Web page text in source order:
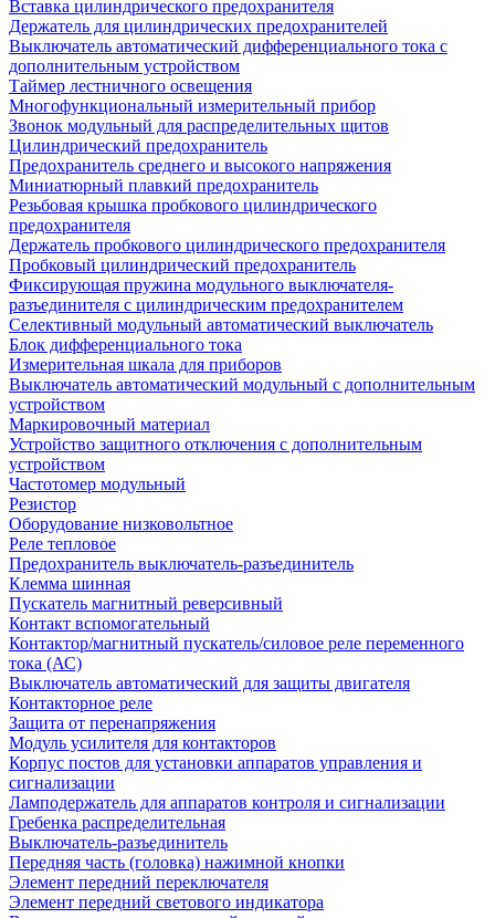
Вставка цилиндрического предохранителя
Держатель для цилиндрических предохранителей
Выключатель автоматический дифференциального тока с
дополнительным устройством
Таймер лестничного освещения
Многофункциональный измерительный прибор
Звонок модульный для распределительных щитов
Цилиндрический предохранитель
Предохранитель среднего и высокого напряжения
Миниатюрный плавкий предохранитель
Резьбовая крышка пробкового цилиндрического
предохранителя
Держатель пробкового цилиндрического предохранителя
Пробковый цилиндрический предохранитель
Фиксирующая пружина модульного выключателя-
разъединителя с цилиндрическим предохранителем
Селективный модульный автоматический выключатель
Блок дифференциального тока
Измерительная шкала для приборов
Выключатель автоматический модульный с дополнительным
устройством
Маркировочный материал
Устройство защитного отключения с дополнительным
устройством
Частотомер модульный
Резистор
Оборудование низковольтное
Реле тепловое
Предохранитель выключатель-разъединитель
Клемма шинная
Пускатель магнитный реверсивный
Контакт вспомогательный
Контактор/магнитный пускатель/силовое реле переменного
тока (АС)
Выключатель автоматический для защиты двигателя
Контакторное реле
Защита от перенапряжения
Модуль усилителя для контакторов
Корпус постов для установки аппаратов управления и
сигнализации
Ламподержатель для аппаратов контроля и сигнализации
Гребенка распределительная
Выключатель-разъединитель
Передняя часть (головка) нажимной кнопки
Элемент передний переключателя
Элемент передний светового индикатора